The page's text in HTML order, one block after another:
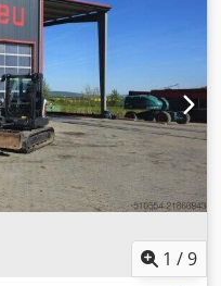
, Aprīkojums:
numurs: FDC0H-
1 /9